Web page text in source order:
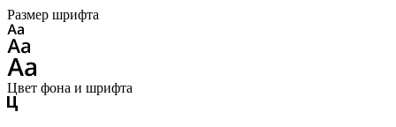
Размер шрифта
Цвет фона и шрифта